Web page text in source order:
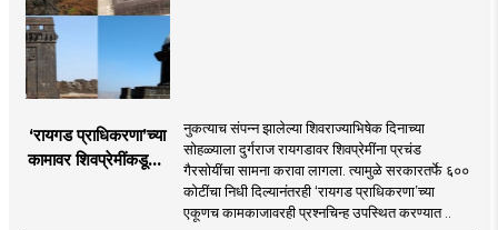
‘रायगड प्राधिकरणा’च्या
कामावर शिवप्रेमींकडूनच
नुकत्याच संपन्न झालेल्या शिवराज्याभिषेक दिनाच्या
सोहळ्याला दुर्गराज रायगडावर शिवप्रेमींना प्रचंड
गैरसोयींचा सामना करावा लागला. त्यामुळे सरकारतर्फे ६००
कोटींचा निधी दिल्यानंतरही ‘रायगड प्राधिकरणा’च्या
एकूणच कामकाजावरही प्रश्नचिन्ह उपस्थित करण्यात ..